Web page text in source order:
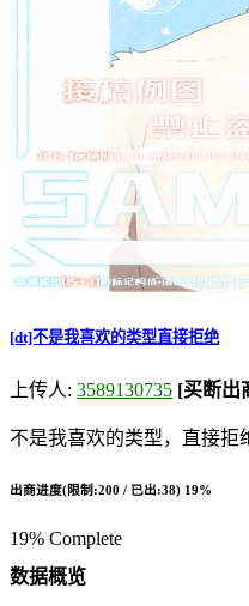
[dt]不是我喜欢的类型直接拒绝
上传人: 3589130735 [买断出
不是我喜欢的类型，直接拒
出商进度(限制:200 / 已出:38) 19%
19% Complete
数据概览